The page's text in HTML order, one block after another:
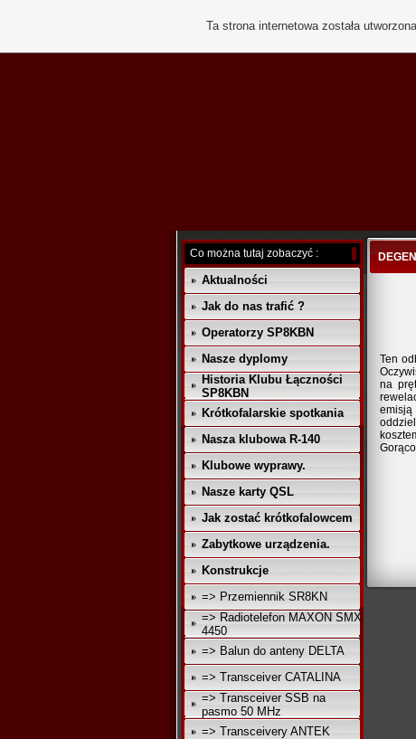
Co można tutaj zobaczyć :
Aktualności
Jak do nas trafić ?
Operatorzy SP8KBN
Nasze dyplomy
Historia Klubu Łączności
SP8KBN
Krótkofalarskie spotkania
Nasza klubowa R-140
Klubowe wyprawy.
Nasze karty QSL
Jak zostać krótkofalowcem
Zabytkowe urządzenia.
Konstrukcje
=> Przemiennik SR8KN
=> Radiotelefon MAXON SMX
4450
=> Balun do anteny DELTA
=> Transceiver CATALINA
=> Transceiver SSB na
pasmo 50 MHz
=> Transceivery ANTEK
Ten
na
emisją
Ta strona internetowa została